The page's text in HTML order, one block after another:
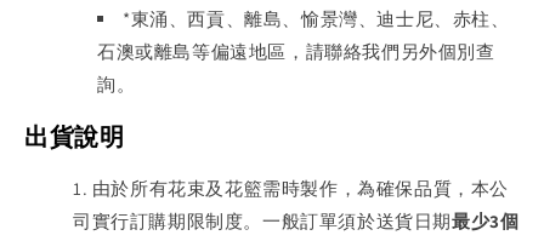
*東涌、西貢、離島、愉景灣、迪士尼、赤柱、
石澳或離島等偏遠地區，請聯絡我們另外個別查
詢。
出貨說明
由於所有花束及花籃需時製作，為確保品質，本公
司實行訂購期限制度。一般訂單須於送貨日期最少3個